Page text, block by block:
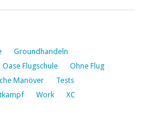
Groundhandeln
Oase Flugschule
Ohne Flug
Manöver
Tests
Work XC